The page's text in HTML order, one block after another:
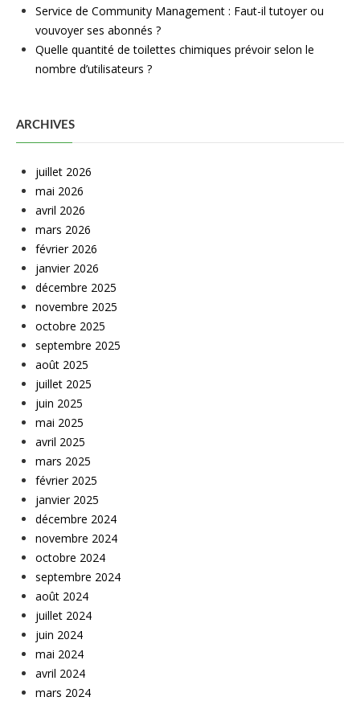
Service de Community Management : Faut-il tutoyer ou
vouvoyer ses abonnés ?
Quelle quantité de toilettes chimiques prévoir selon le
nombre d’utilisateurs ?
ARCHIVES
juillet 2026
mai 2026
avril 2026
mars 2026
février 2026
janvier 2026
décembre 2025
novembre 2025
octobre 2025
septembre 2025
août 2025
juillet 2025
juin 2025
mai 2025
avril 2025
mars 2025
février 2025
janvier 2025
décembre 2024
novembre 2024
octobre 2024
septembre 2024
août 2024
juillet 2024
juin 2024
mai 2024
avril 2024
mars 2024